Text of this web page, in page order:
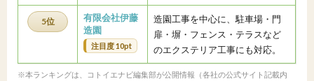
5位
有限会社伊藤
造園
注目度 10pt
造園工事を中心に、駐車場・門
扉・塀・フェンス・テラスなど
のエクステリア工事にも対応。
※本ランキングは、コトイエナビ編集部が公開情報（各社の公式サイト記載内